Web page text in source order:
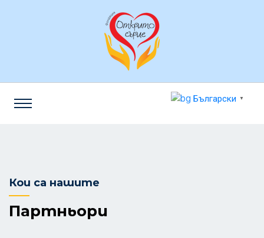
Български ▼
Кои са нашите
Партньори